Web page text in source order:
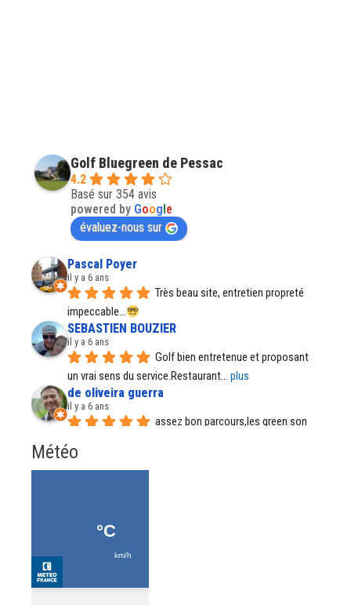
Golf Bluegreen de Pessac
4.2
Basé sur 354 avis
powered by Google
évaluez-nous sur
Pascal Poyer
il y a 6 ans
Très beau site, entretien propreté
impeccable...
SEBASTIEN BOUZIER
il y a 6 ans
Golf bien entretenue et proposant
un vrai sens du service.Restaurant... plus
de oliveira guerra
il y a 6 ans
assez bon parcours,les green son
Régine Santos
il y a 6 ans
Meztedu57 .
il y a 7 ans
Pierre Autin
Météo